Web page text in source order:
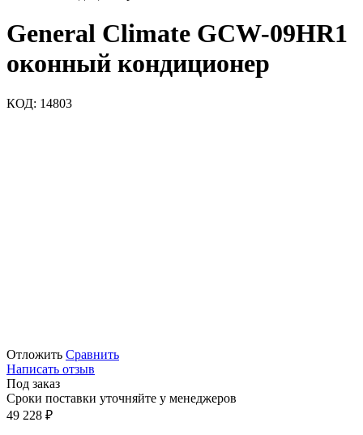
General Climate GCW-09HR1
оконный кондиционер
КОД: 14803
Отложить Сравнить
Написать отзыв
Под заказ
Сроки поставки уточняйте у менеджеров
49 228 ₽